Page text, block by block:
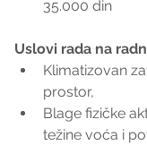
35.000 din
Uslovi rada na
Klimatizovan
prostor,
Blage fizičke
težine voća i